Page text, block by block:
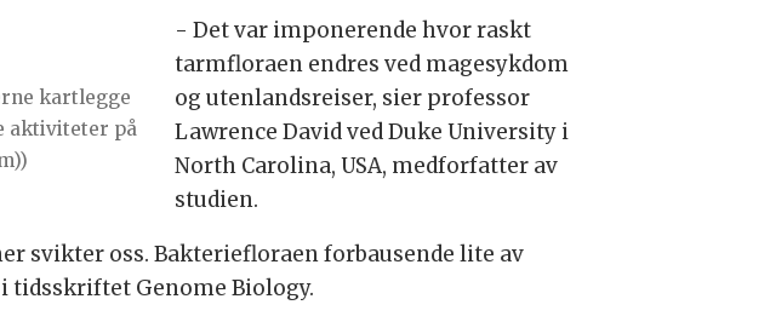
kartlegge
aktiviteter på
- Det var imponerende hvor raskt
tarmfloraen endres ved magesykdom
og utenlandsreiser, sier professor
Lawrence David ved Duke University i
North Carolina, USA, medforfatter av
studien.
svikter oss. Bakteriefloraen forbausende lite av
tidsskriftet Genome Biology.